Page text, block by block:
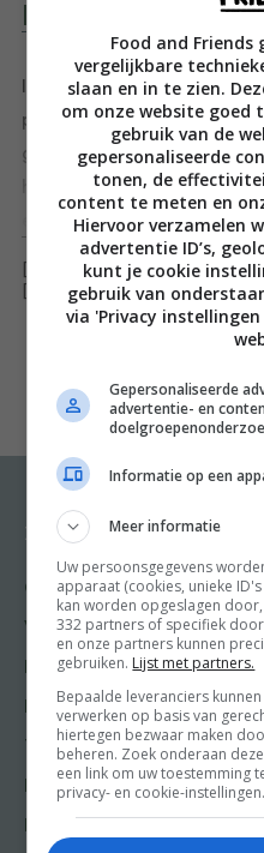
In België bestaat een op
persoon. Dus veel
groot deel van de tijd
het verschil tussen koken
één? Simpel: motivatie.
koken is oneindig veel
koken, en dus is niet koken
Tot je dit boek in handen
feest kan zijn. Want
helemaal je zin doen. Wil
driegangenmenu of
preparé met zo’n blinkend
allemaal.
nIn dit boek bundelt
alleenkoker, haar beste
recepten hoef je niet
hetzelfde gerecht te eten
overschotten meer, maar
ander lekker gerecht.
ingrediënten waar je altijd
[ywfbt_form
[recently_viewed_products]
Recepten
Gangen
Voorgerecht
Hoofdgerecht
Nagerecht
Tussengerecht
Lunch recepten
Food and Friends
vergelijkbare
slaan en in te zien.
om onze website
gebruik van de
gepersonaliseerde
tonen, de
content te meten en
Hiervoor verzamelen
advertentie ID’s,
kunt je cookie
gebruik van
via 'Privacy
Gepersonaliseerde
advertentie- en
Informatie op een
Meer informatie
Uw persoonsgegevens
apparaat (cookies, unieke
kan worden opgeslagen
332 partners of specifiek
en onze partners kunnen
gebruiken. Lijst met partners.
Bepaalde leveranciers
verwerken op basis van
hiertegen bezwaar maken
beheren. Zoek onderaan
een link om uw toestemming
privacy- en cookie-instellingen.